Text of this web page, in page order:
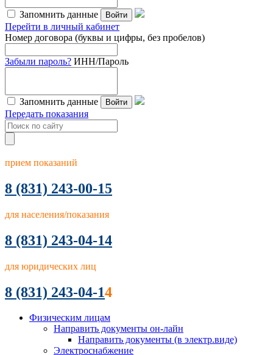
Запомнить данные Войти
Перейти в личный кабинет
Номер договора (буквы и цифры, без пробелов)
Забыли пароль? ИНН/Пароль
Запомнить данные Войти
Передать показания
прием показаний
8 (831) 243-00-15
для населения/показания
8 (831) 243-04-14
для юридических лиц
8 (831) 243-04-14
Физическим лицам
Направить документы он-лайн
Направить документы (в электр.виде)
Электроснабжение